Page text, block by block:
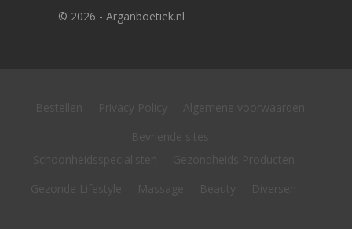
© 2026 - Arganboetiek.nl
Bestellen Privacy Policy
Algemene voorwaarden
Bevriende sites
Schoonheidsspecialisten
Gezondheids Producten
Gezonde Lifestyle
Massage Beauty Diversen